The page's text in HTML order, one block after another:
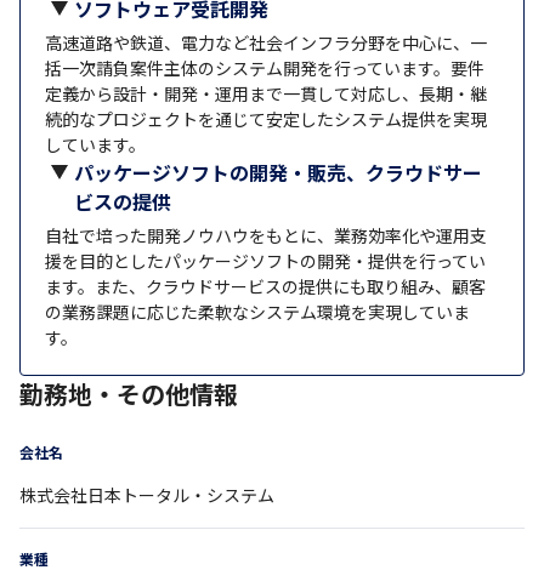
ソフトウェア受託開発
高速道路や鉄道、電力など社会インフラ分野を中心に、一
括一次請負案件主体のシステム開発を行っています。要件
定義から設計・開発・運用まで一貫して対応し、長期・継
続的なプロジェクトを通じて安定したシステム提供を実現
しています。
パッケージソフトの開発・販売、クラウドサー
ビスの提供
自社で培った開発ノウハウをもとに、業務効率化や運用支
援を目的としたパッケージソフトの開発・提供を行ってい
ます。また、クラウドサービスの提供にも取り組み、顧客
の業務課題に応じた柔軟なシステム環境を実現していま
す。
勤務地・その他情報
会社名
株式会社日本トータル・システム
業種